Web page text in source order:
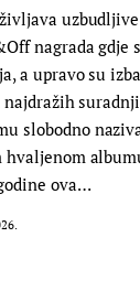
nagrada gdje
a upravo su
najdražih
slobodno
ova…